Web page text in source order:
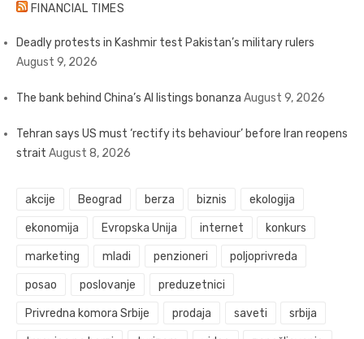
FINANCIAL TIMES
Deadly protests in Kashmir test Pakistan’s military rulers
August 9, 2026
The bank behind China’s AI listings bonanza August 9, 2026
Tehran says US must ‘rectify its behaviour’ before Iran reopens
strait August 8, 2026
akcije Beograd berza biznis ekologija
ekonomija Evropska Unija internet konkurs
marketing mladi penzioneri poljoprivreda
posao poslovanje preduzetnici
Privredna komora Srbije prodaja saveti srbija